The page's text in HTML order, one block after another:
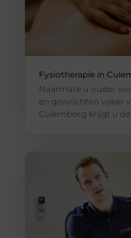
Fysiotherapie in
Naarmate u ouder
en gewrichten vaker
Culemborg krijgt u